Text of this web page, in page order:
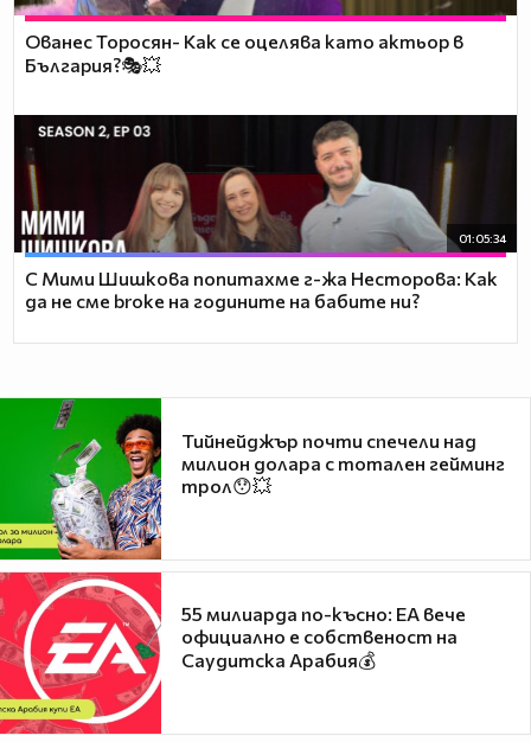
Ованес Торосян- Как се оцелява като актьор в
България?🎭💥
01:05:34
С Мими Шишкова попитахме г-жа Несторова: Как
да не сме broke на годините на бабите ни?
Тийнейджър почти спечели над
милион долара с тотален гейминг
трол😯💥
55 милиарда по-късно: EA вече
официално е собственост на
Саудитска Арабия💰